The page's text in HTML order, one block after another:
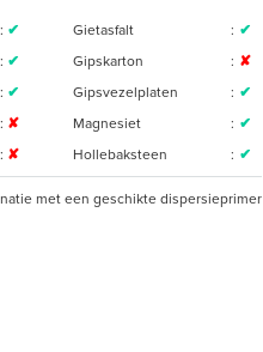
: ✔ Gietasfalt : ✔
: ✔ Gipskarton : ✘
: ✔ Gipsvezelplaten : ✔
: ✘ Magnesiet : ✔
: ✘ Hollebaksteen : ✔
met een geschikte dispersieprimer